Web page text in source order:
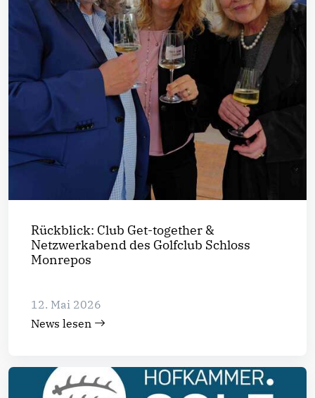
Rückblick: Club Get-together &
Netzwerkabend des Golfclub Schloss
Monrepos
12. Mai 2026
News lesen